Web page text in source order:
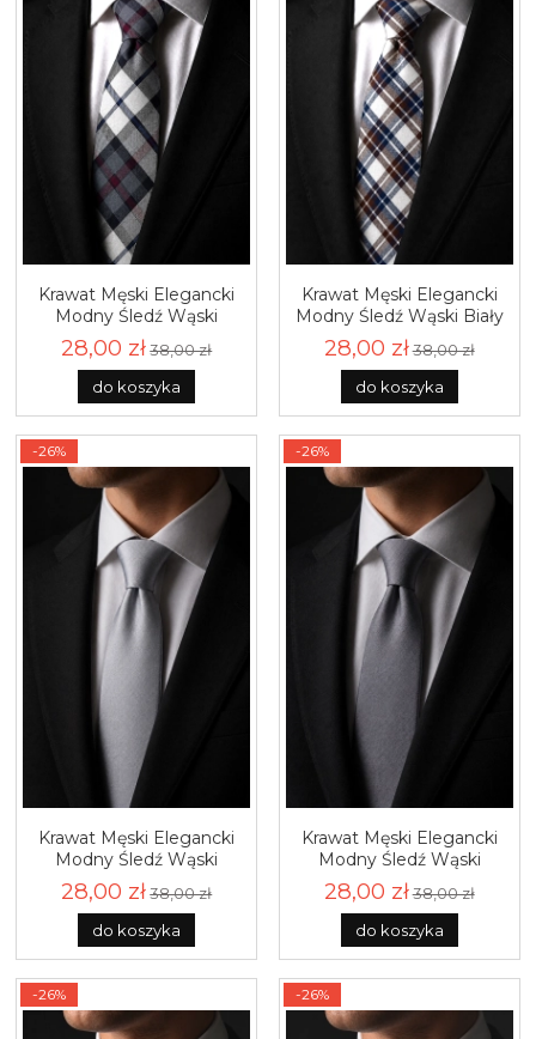
Krawat Męski Elegancki
Modny Śledź Wąski
Grafitowy w Kratę G789
28,00 zł 38,00 zł
do koszyka
Krawat Męski Elegancki
Modny Śledź Wąski Biały
w Kratę G790
28,00 zł38,00 zł
do koszyka
Krawat Męski Elegancki
Modny Śledź Wąski
Gładki Szary Srebrny
G732
28,00 zł 38,00 zł
do koszyka
-26%
Krawat Męski Elegancki
Modny Śledź Wąski
Gładki Grafitowy G731
28,00 zł38,00 zł
do koszyka
-26%
-26% -26%